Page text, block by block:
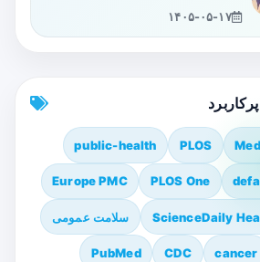
۱۴۰۵-۰۵-۱۷
PLOS
public-health
PLOS One
Europe PMC
ScienceDaily سلامت عمومی
cancer
CDC
PubMed